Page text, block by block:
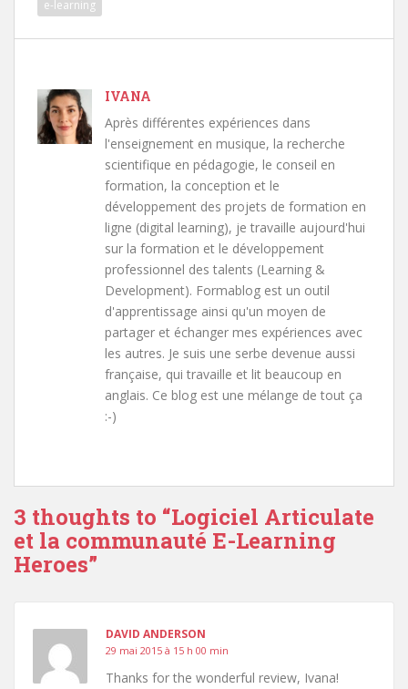
e-learning
IVANA
Après différentes expériences dans
l'enseignement en musique, la recherche
scientifique en pédagogie, le conseil en
formation, la conception et le
développement des projets de formation en
ligne (digital learning), je travaille aujourd'hui
sur la formation et le développement
professionnel des talents (Learning &
Development). Formablog est un outil
d'apprentissage ainsi qu'un moyen de
partager et échanger mes expériences avec
les autres. Je suis une serbe devenue aussi
française, qui travaille et lit beaucoup en
anglais. Ce blog est une mélange de tout ça
:-)
3 thoughts to “Logiciel Articulate
et la communauté E-Learning
Heroes”
DAVID ANDERSON
29 mai 2015 à 15 h 00 min
Thanks for the wonderful review, Ivana!